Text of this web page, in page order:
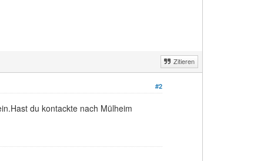
Zitieren
#2
du kontackte nach Mülheim